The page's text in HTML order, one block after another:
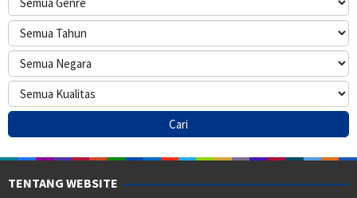
TENTANG WEBSITE